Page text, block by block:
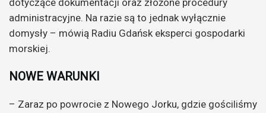
dotyczące dokumentacji oraz złożone procedury
administracyjne. Na razie są to jednak wyłącznie
domysły – mówią Radiu Gdańsk eksperci gospodarki
morskiej.
NOWE WARUNKI
– Zaraz po powrocie z Nowego Jorku, gdzie gościliśmy